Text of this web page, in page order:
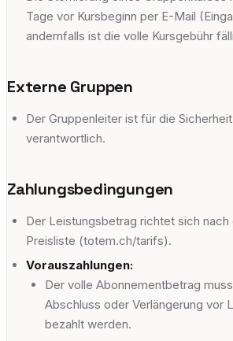
Tage vor Kursbeginn per E-Mail
andernfalls ist die volle Kursgebühr
Externe Gruppen
Der Gruppenleiter ist für die
verantwortlich.
Zahlungsbedingungen
Der Leistungsbetrag richtet sich nach
Preisliste (totem.ch/tarifs).
Vorauszahlungen:
Der volle Abonnementbetrag
Abschluss oder Verlängerung vor
bezahlt werden.